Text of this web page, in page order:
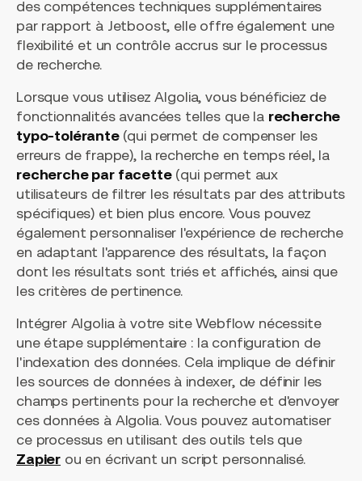
des compétences techniques supplémentaires
par rapport à Jetboost, elle offre également une
flexibilité et un contrôle accrus sur le processus
de recherche.
Lorsque vous utilisez Algolia, vous bénéficiez de
fonctionnalités avancées telles que la recherche
typo-tolérante (qui permet de compenser les
erreurs de frappe), la recherche en temps réel, la
recherche par facette(qui permet aux
utilisateurs de filtrer les résultats par des attributs
spécifiques) et bien plus encore. Vous pouvez
également personnaliser l'expérience de recherche
en adaptant l'apparence des résultats, la façon
dont les résultats sont triés et affichés, ainsi que
les critères de pertinence.
Intégrer Algolia à votre site Webflow nécessite
une étape supplémentaire : la configuration de
l'indexation des données. Cela implique de définir
les sources de données à indexer, de définir les
champs pertinents pour la recherche et d'envoyer
ces données à Algolia. Vous pouvez automatiser
ce processus en utilisant des outils tels que
Zapier ou en écrivant un script personnalisé.